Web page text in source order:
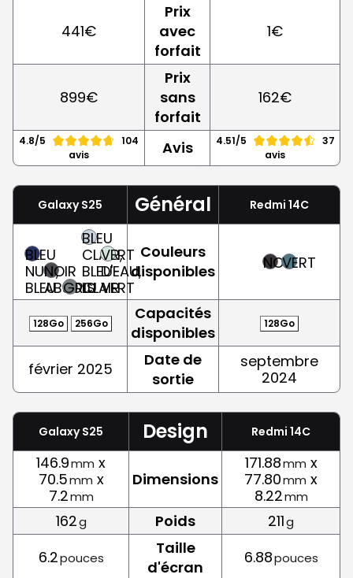
441€
Prix
avec
forfait
1€
899€
Prix
sans
forfait
162€
4.8/5
104
avis
Avis 4.51/5
37
avis
Galaxy S25 Général Redmi 14C
BLEU
NUIT,
BLEU
NOIR
ABSOLU
GRIS
BLEU
CLAIR,
BLEU-
CLAIR
VERT
D'EAU,
VERT
Couleurs
disponibles
NOIRVERT
128Go 256Go
Capacités
disponibles
128Go
février 2025
Date de
sortie
septembre
2024
Galaxy S25 Design Redmi 14C
146.9mm x
70.5mm x
7.2mm
Dimensions
171.88mm x
77.80mm x
8.22mm
162g Poids 211g
6.2pouces
Taille
d'écran
6.88pouces